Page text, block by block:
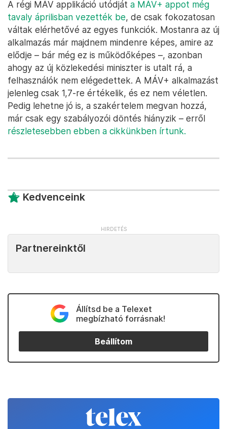
A régi MÁV applikáció utódját a MÁV+ appot még
tavaly áprilisban vezették be, de csak fokozatosan
váltak elérhetővé az egyes funkciók. Mostanra az új
alkalmazás már majdnem mindenre képes, amire az
elődje – bár még ez is működőképes –, azonban
ahogy az új közlekedési miniszter is utalt rá, a
felhasználók nem elégedettek. A MÁV+ alkalmazást
jelenleg csak 1,7-re értékelik, és ez nem véletlen.
Pedig lehetne jó is, a szakértelem megvan hozzá,
már csak egy szabályozói döntés hiányzik – erről
részletesebben ebben a cikkünkben írtunk.
Kedvenceink
Partnereinktől
Állítsd be a Telexet
megbízható forrásnak!
Beállítom